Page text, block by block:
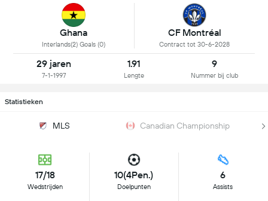
Ghana
Interlands(2) Goals (0)
CF Montréal
Contract tot 30-6-2028
29 jaren
7-1-1997
1.91
Lengte
9
Nummer bij club
Statistieken
MLS Canadian Championship
17/18
Wedstrijden
10(4Pen.)
Doelpunten
6
Assists